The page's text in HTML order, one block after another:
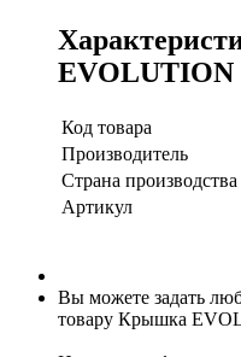
EVOLUTION
Код товара
Производитель
Страна производства
Артикул
Вы можете задать
товару Крышка